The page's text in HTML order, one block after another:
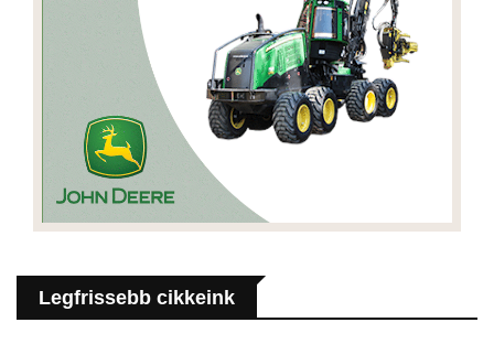
Legfrissebb cikkeink